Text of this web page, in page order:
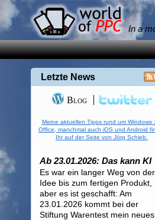
In a
Letzte News
Blog
Meine aktuellen Tipps rund um Windows
Office, manchmal auch iOS und Android
Ihr auf der Seite von Jörg Schieb.
Ab 23.01.2026: Das kann KI
Es war ein langer Weg von der
Idee bis zum fertigen Produkt,
aber es ist geschafft: Am
23.01.2026 kommt bei der
Stiftung Warentest mein neues